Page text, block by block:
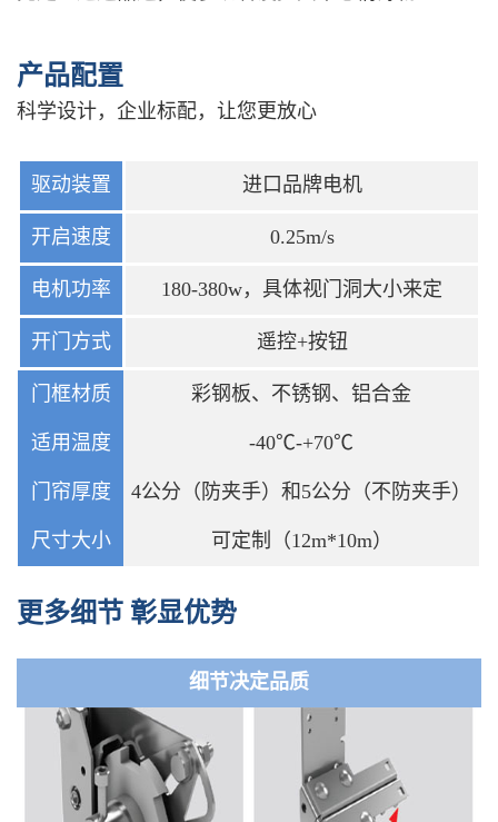
产品配置
科学设计，企业标配，让您更放心
驱动装置 进口品牌电机
开启速度 0.25m/s
电机功率 180-380w，具体视门洞大小来定
开门方式 遥控+按钮
门框材质 彩钢板、不锈钢、铝合金
适用温度 -40℃-+70℃
门帘厚度 4公分（防夹手）和5公分（不防夹手）
尺寸大小 可定制（12m*10m）
更多细节 彰显优势
细节决定品质